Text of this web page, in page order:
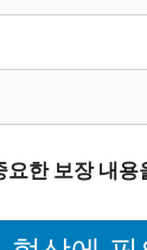
요한 보장 내용